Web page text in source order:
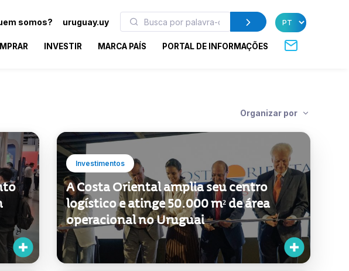
somos? uruguay.uy
INVESTIR MARCA PAÍS PORTAL DE INFORMAÇÕES
Organizar por
Investimentos
A Costa Oriental amplia seu centro
logístico e atinge 50.000 m² de área
operacional no Uruguai